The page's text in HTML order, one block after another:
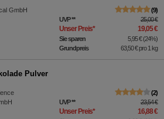
GmbH
9
UVP** 25,00 €
Unser Preis* 19,05 €
Sie sparen 5,95 €(24%)
Grundpreis
63,50 €pro 1 kg
Pulver
2
UVP** 23,54 €
Unser Preis* 16,88 €